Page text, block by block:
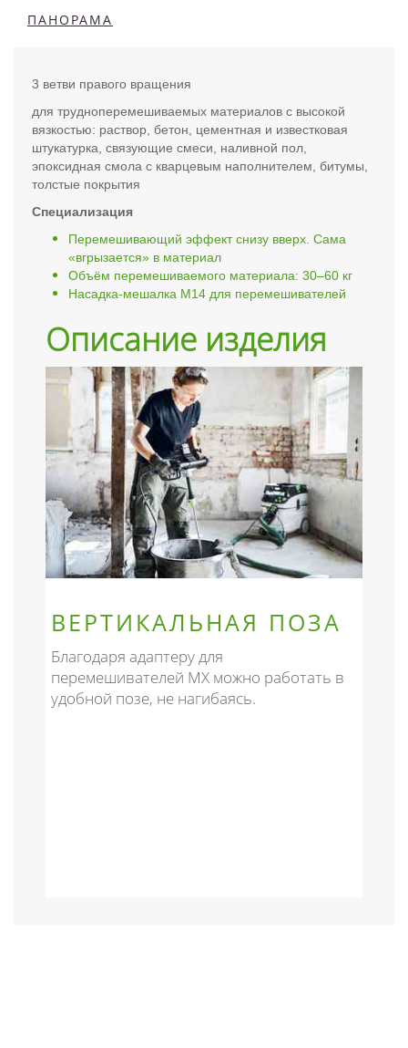
ПАНОРАМА
3 ветви правого вращения
для трудноперемешиваемых материалов с высокой
вязкостью: раствор, бетон, цементная и известковая
штукатурка, связующие смеси, наливной пол,
эпоксидная смола с кварцевым наполнителем, битумы,
толстые покрытия
Специализация
Перемешивающий эффект снизу вверх. Сама
«вгрызается» в материал
Объём перемешиваемого материала: 30–60 кг
Насадка-мешалка M14 для перемешивателей
Описание изделия
ВЕРТИКАЛЬНАЯ ПОЗА
Благодаря адаптеру для
перемешивателей MX можно работать в
удобной позе, не нагибаясь.